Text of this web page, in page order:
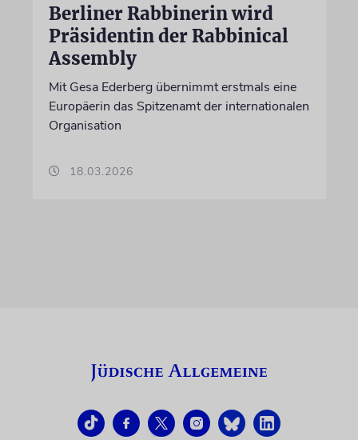
Berliner Rabbinerin wird
Präsidentin der Rabbinical
Assembly
Mit Gesa Ederberg übernimmt erstmals eine
Europäerin das Spitzenamt der internationalen
Organisation
18.03.2026